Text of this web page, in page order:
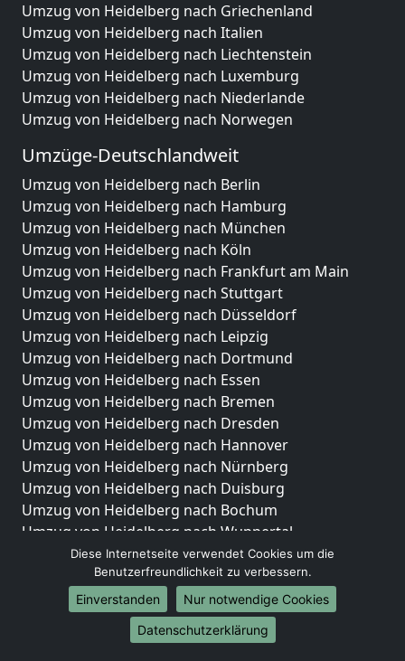
Umzug von Heidelberg nach Griechenland
Umzug von Heidelberg nach Italien
Umzug von Heidelberg nach Liechtenstein
Umzug von Heidelberg nach Luxemburg
Umzug von Heidelberg nach Niederlande
Umzug von Heidelberg nach Norwegen
Umzüge-Deutschlandweit
Umzug von Heidelberg nach Berlin
Umzug von Heidelberg nach Hamburg
Umzug von Heidelberg nach München
Umzug von Heidelberg nach Köln
Umzug von Heidelberg nach Frankfurt am Main
Umzug von Heidelberg nach Stuttgart
Umzug von Heidelberg nach Düsseldorf
Umzug von Heidelberg nach Leipzig
Umzug von Heidelberg nach Dortmund
Umzug von Heidelberg nach Essen
Umzug von Heidelberg nach Bremen
Umzug von Heidelberg nach Dresden
Umzug von Heidelberg nach Hannover
Umzug von Heidelberg nach Nürnberg
Umzug von Heidelberg nach Duisburg
Umzug von Heidelberg nach Bochum
Umzug von Heidelberg nach Wuppertal
Umzug von Heidelberg nach Bielefeld
Umzug von Heidelberg nach Bonn
Umzug von Heidelberg nach Münster
Internationale-Umzüge
Diese Internetseite verwendet Cookies um die
Benutzerfreundlichkeit zu verbessern.
Einverstanden
Nur notwendige Cookies
Datenschutzerklärung